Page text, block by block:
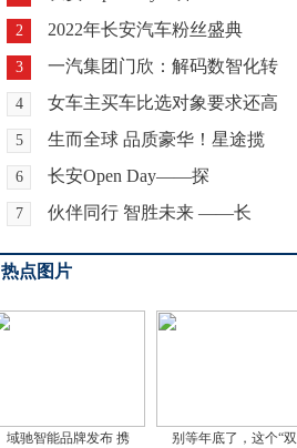
2 2022年长安汽车粉丝盛典
3 一汽集团门欣：解码数智化转
4 女车主买车比选对象要求还高
5 生而全球 品质豪华！星途揽
6 长安Open Day——探
7 伙伴同行 智胜未来 ——长
热点图片
域驰智能品牌发布 携 别等年底了，这个“双